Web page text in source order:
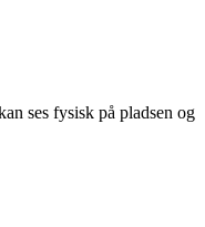
ses fysisk på pladsen og